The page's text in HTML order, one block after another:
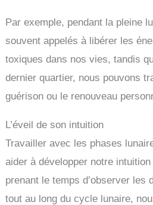
Par exemple, pendant la pleine
souvent appelés à libérer les
toxiques dans nos vies, tandis
dernier quartier, nous pouvons
guérison ou le renouveau
L’éveil de son intuition
Travailler avec les phases
aider à développer notre
prenant le temps d’observer les
tout au long du cycle lunaire,